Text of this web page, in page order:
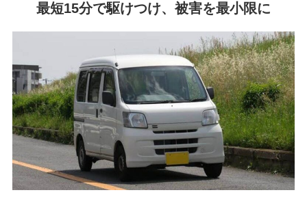
最短15分で駆けつけ、被害を最小限に